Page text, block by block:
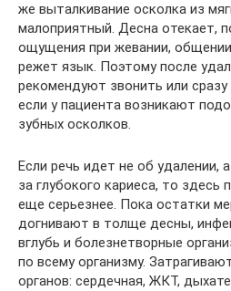
же выталкивание осколка из
малоприятный. Десна отекает,
ощущения при жевании,
режет язык. Поэтому после
рекомендуют звонить или сразу
если у пациента возникают
зубных осколков.
Если речь идет не об удалении,
за глубокого кариеса, то здесь
еще серьезнее. Пока остатки
догнивают в толще десны,
вглубь и болезнетворные
по всему организму.
органов: сердечная, ЖКТ,